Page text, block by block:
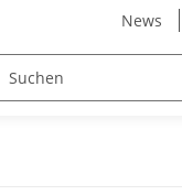
News
Möbelgriffe,